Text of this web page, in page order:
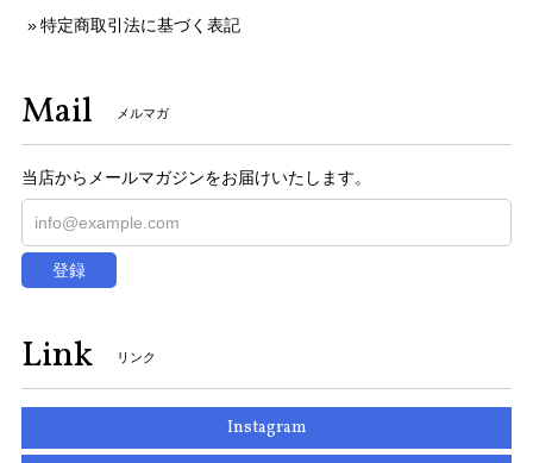
特定商取引法に基づく表記
Mail メルマガ
当店からメールマガジンをお届けいたします。
登録
Link リンク
Instagram